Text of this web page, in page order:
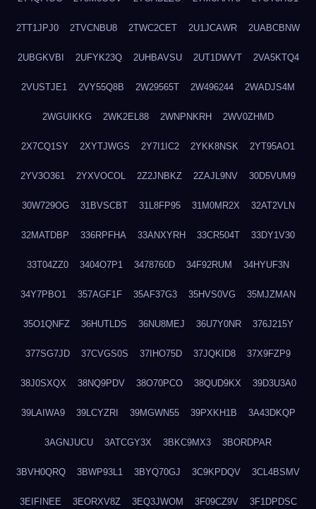
2TT1JPJ0 2TVCNBU8 2TWC2CET 2U1JCAWR 2UABCBNW
2UBGKVBI 2UFYK23Q 2UHBAVSU 2UT1DWVT 2VA5KTQ4
2VUSTJE1 2VY55Q8B 2W29565T 2W496244 2WADJS4M
2WGUIKKG 2WK2EL88 2WNPNKRH 2WV0ZHMD
2X7CQ1SY 2XYTJWGS 2Y7I1IC2 2YKK8NSK 2YT95AO1
2YV3O361 2YXVOCOL 2Z2JNBKZ 2ZAJL9NV 30D5VUM9
30W729OG 31BVSCBT 31L8FP95 31M0MR2X 32AT2VLN
32MATDBP 336RPFHA 33ANXYRH 33CR504T 33DY1V30
33T04ZZ0 3404O7P1 3478760D 34F92RUM 34HYUF3N
34Y7PBO1 357AGF1F 35AF37G3 35HVS0VG 35MJZMAN
35O1QNFZ 36HUTLDS 36NU8MEJ 36U7Y0NR 376J215Y
377SG7JD 37CVGS0S 37IHO75D 37JQKID8 37X9FZP9
38J0SXQX 38NQ9PDV 38O70PCO 38QUD9KX 39D3U3A0
39LAIWA9 39LCYZRI 39MGWN55 39PXKH1B 3A43DKQP
3AGNJUCU 3ATCGY3X 3BKC9MX3 3BORDPAR
3BVH0QRQ 3BWP93L1 3BYQ70GJ 3C9KPDQV 3CL4BSMV
3EIFINEE 3EORXV8Z 3EQ3JWOM 3F09CZ9V 3F1DPDSC